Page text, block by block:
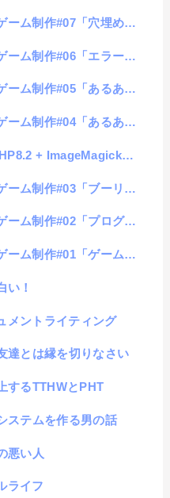
制作#07「穴埋め問題」
作#06「エラー・クイズ」
「あるあるミス・クイズ2」
「あるあるミス・クイズ1」
のインストール
作#03「ブーリアンて何？」
グラミング学習ができるゲーム？！」
ゲーム開発は理論から始める？！」
い！
メントライティング
達とは縁を切りなさい
するTTHWとPHT
ステムを作る男の話
悪い人
ライフ